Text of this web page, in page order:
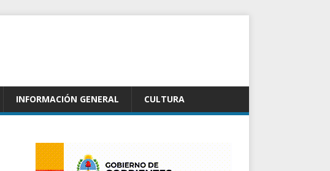
INFORMACIÓN GENERAL CULTURA